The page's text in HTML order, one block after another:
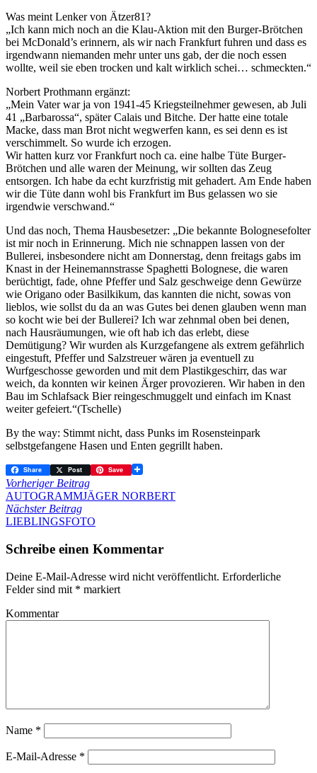
Was meint Lenker von Ätzer81?
„Ich kann mich noch an die Klau-Aktion mit den Burger-Brötchen
bei McDonald’s erinnern, als wir nach Frankfurt fuhren und dass es
irgendwann niemanden mehr unter uns gab, der die noch essen
wollte, weil sie eben trocken und kalt wirklich schei… schmeckten.“
Norbert Prothmann ergänzt:
„Mein Vater war ja von 1941-45 Kriegsteilnehmer gewesen, ab Juli
41 „Barbarossa“, später Calais und Bitche. Der hatte eine totale
Macke, dass man Brot nicht wegwerfen kann, es sei denn es ist
verschimmelt. So wurde ich erzogen.
Wir hatten kurz vor Frankfurt noch ca. eine halbe Tüte Burger-
Brötchen und alle waren der Meinung, wir sollten das Zeug
entsorgen. Ich habe da echt kurzfristig mit gehadert. Am Ende haben
wir die Tüte dann wohl bis Frankfurt im Bus gelassen wo sie
irgendwie verschwand.“
Und das noch, Thema Hausbesetzer: „Die bekannte Bolognesefolter
ist mir noch in Erinnerung. Mich nie schnappen lassen von der
Bullerei, insbesondere nicht am Donnerstag, denn freitags gabs im
Knast in der Heinemannstrasse Spaghetti Bolognese, die waren
berüchtigt, fade, ohne Pfeffer und Salz geschweige denn Gewürze
wie Origano oder Basilkikum, das kannten die nicht, sowas von
lieblos, wie sollst du da an was Gutes bei denen glauben wenn man
so kocht wie bei der Bullerei? Ich war zehnmal oben bei denen,
nach Hausräumungen, wie oft hab ich das erlebt, diese
Demütigung? Wir wurden als Kurzgefangene als extrem gefährlich
eingestuft, Pfeffer und Salzstreuer wären ja eventuell zu
Wurfgeschosse geworden und mit dem Plastikgeschirr, das war
weich, da konnten wir keinen Ärger provozieren. Wir haben in den
Bau im Schlafsack Bier reingeschmuggelt und einfach im Knast
weiter gefeiert.“(Tschelle)
By the way: Stimmt nicht, dass Punks im Rosensteinpark
selbstgefangene Hasen und Enten gegrillt haben.
Share Post Save
Vorheriger Beitrag
AUTOGRAMMJÄGER NORBERT
Nächster Beitrag
LIEBLINGSFOTO
Schreibe einen Kommentar
Deine E-Mail-Adresse wird nicht veröffentlicht. Erforderliche
Felder sind mit * markiert
Kommentar
Name *
E-Mail-Adresse *